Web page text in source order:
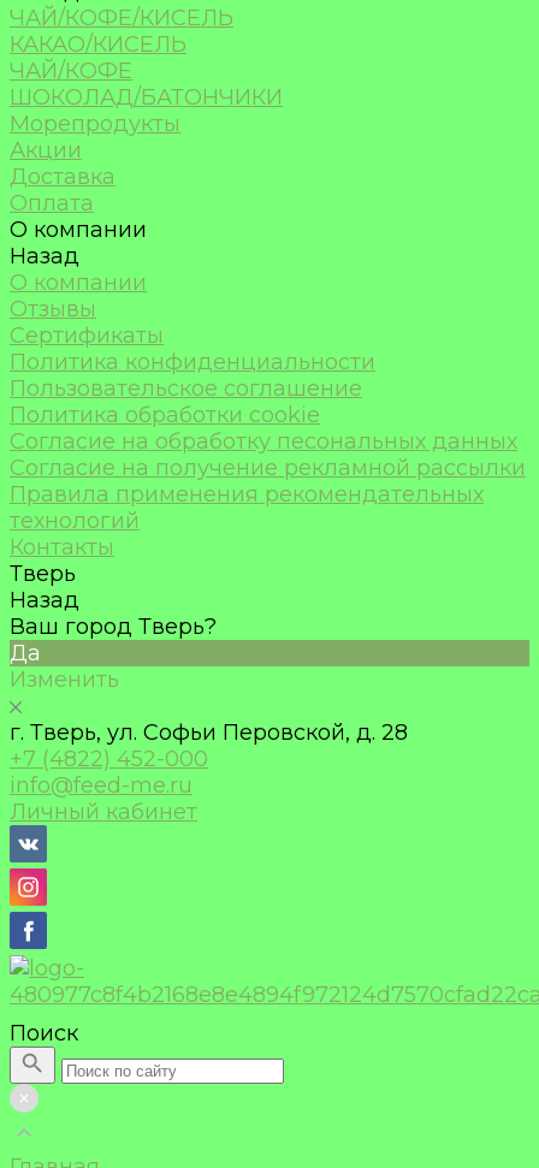
ЧАЙ/КОФЕ/КИСЕЛЬ
КАКАО/КИСЕЛЬ
ЧАЙ/КОФЕ
ШОКОЛАД/БАТОНЧИКИ
Морепродукты
Акции
Доставка
Оплата
О компании
Назад
О компании
Отзывы
Сертификаты
Политика конфиденциальности
Пользовательское соглашение
Политика обработки cookie
Согласие на обработку песональных данных
Согласие на получение рекламной рассылки
Правила применения рекомендательных
технологий
Контакты
Тверь
Назад
Ваш город Тверь?
Да
Изменить
г. Тверь, ул. Софьи Перовской, д. 28
+7 (4822) 452-000
info@feed-me.ru
Личный кабинет
Поиск